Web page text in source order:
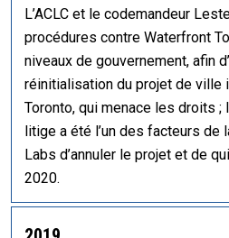
L’ACLC et le codemandeur
procédures contre Waterfront
niveaux de gouvernement, afin
réinitialisation du projet de ville
Toronto, qui menace les droits ;
litige a été l’un des facteurs de
Labs d’annuler le projet et de
2020.